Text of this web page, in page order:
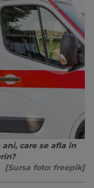
care se afla în
[Sursa foto: freepik]